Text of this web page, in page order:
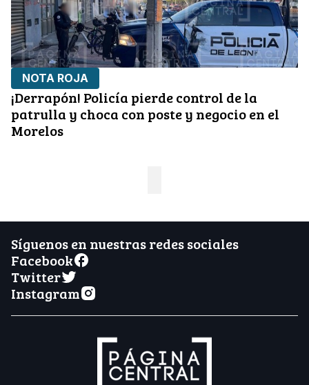
NOTA ROJA
¡Derrapón! Policía pierde control de la
patrulla y choca con poste y negocio en el
Morelos
Síguenos en nuestras redes sociales
Facebook
Twitter
Instagram